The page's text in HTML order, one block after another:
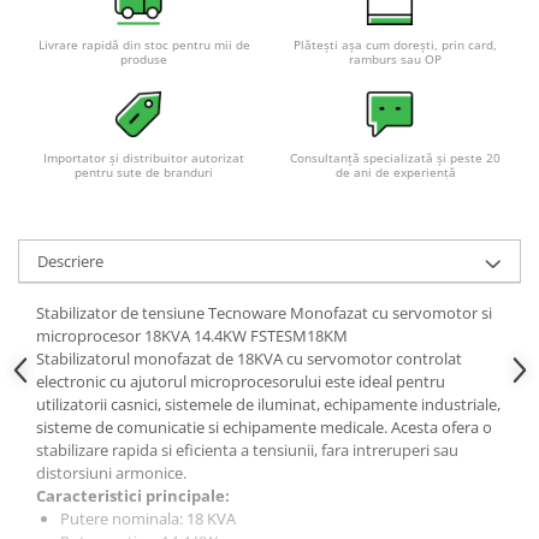
Acumulatori VRLA AGM/GEL /
Tractiune / LiFePo4
Baterii si acumulatori gel si VRLA
Baterii si acumulatori AGM VRLA
de 6-12 V
Acumulatori Moto, ATV
AGM
Li-Ion
SLA AGM (Sealed Lead Acid)
Deep Cycle - Tractiune/Semi-
Tractiune
Marine & Caravan
APC
Pachete acumulatori VRLA
Sisteme de management (BMS)
Livrare rapidă din stoc pentru mii de
produse
Plătești așa cum dorești, prin card,
ramburs sau OP
Importator și distribuitor autorizat
pentru sute de branduri
Consultanță specializată și peste 20
de ani de experiență
Descriere
Stabilizator de tensiune Tecnoware Monofazat cu servomotor si
microprocesor 18KVA 14.4KW FSTESM18KM
Stabilizatorul monofazat de 18KVA cu servomotor controlat
electronic cu ajutorul microprocesorului este ideal pentru
utilizatorii casnici, sistemele de iluminat, echipamente industriale,
sisteme de comunicatie si echipamente medicale. Acesta ofera o
stabilizare rapida si eficienta a tensiunii, fara intreruperi sau
distorsiuni armonice.
Caracteristici principale:
Putere nominala: 18 KVA